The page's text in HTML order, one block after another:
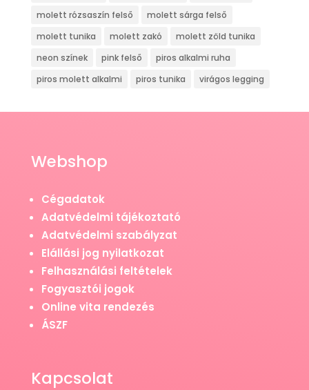
molett rózsaszín felső
molett sárga felső
molett tunika
molett zakó
molett zöld tunika
neon színek
pink felső
piros alkalmi ruha
piros molett alkalmi
piros tunika virágos legging
Webshop
Cégadatok
Adatvédelmi tájékoztató
Adatvédelmi szabályzat
Elállási jog nyilatkozat
Felhasználási feltételek
Fogyasztói jogok
Online vita rendezés
ÁSZF
Kapcsolat